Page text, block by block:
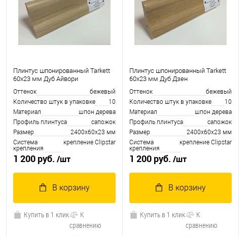
Плинтус шпонированный Tarkett
60x23 мм Дуб Айвори
Оттенок
бежевый
Количество штук в упаковке
10
Материал
шпон дерева
Профиль плинтуса
сапожoк
Размер
2400х60х23 мм
Система
крепления
крепление Clipstar
1 200 руб. /шт
В корзину
Купить в 1 клик
К
сравнению
Плинтус шпонированный Tarkett
60x23 мм Дуб Дзен
Оттенок
бежевый
Количество штук в упаковке
10
Материал
шпон дерева
Профиль плинтуса
сапожoк
Размер
2400х60х23 мм
Система
крепления
крепление Clipstar
1 200 руб. /шт
В корзину
Купить в 1 клик
К
сравнению